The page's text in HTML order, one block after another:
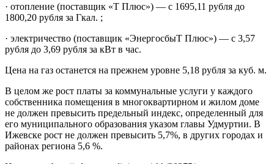
· отопление (поставщик «Т Плюс») — с 1695,11 рубля до
1800,20 рубля за Гкал. ;
· электричество (поставщик «ЭнергосбыТ Плюс») — с 3,57
рубля до 3,69 рубля за кВт в час.
Цена на газ останется на прежнем уровне 5,18 рубля за куб. м.
В целом же рост платы за коммунальные услуги у каждого
собственника помещения в многоквартирном и жилом доме
не должен превысить предельный индекс, определенный для
его муниципального образования указом главы Удмуртии. В
Ижевске рост не должен превысить 5,7%, в других городах и
районах региона 5,6 %.